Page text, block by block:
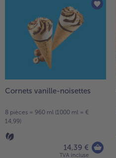
Cornets vanille-noisettes
8 pièces = 960 ml (1000 ml = €
14,99)
14,39 €
TVA incluse